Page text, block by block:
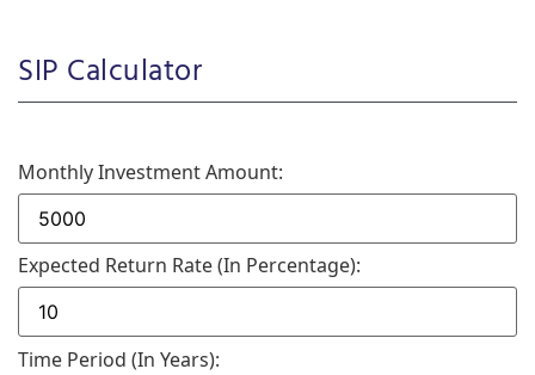
SIP Calculator
Monthly Investment Amount:
Expected Return Rate (in Percentage):
Time Period (in Years):